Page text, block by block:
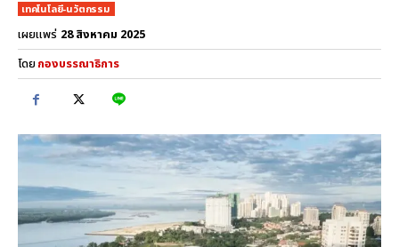
เทคโนโลยี-นวัตกรรม
เผยแพร่ 28 สิงหาคม 2025
โดยกองบรรณาธิการ